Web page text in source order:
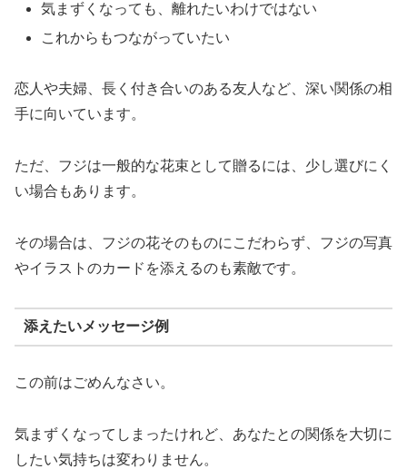
気まずくなっても、離れたいわけではない
これからもつながっていたい
恋人や夫婦、長く付き合いのある友人など、深い関係の相
手に向いています。
ただ、フジは一般的な花束として贈るには、少し選びにく
い場合もあります。
その場合は、フジの花そのものにこだわらず、フジの写真
やイラストのカードを添えるのも素敵です。
添えたいメッセージ例
この前はごめんなさい。
気まずくなってしまったけれど、あなたとの関係を大切に
したい気持ちは変わりません。